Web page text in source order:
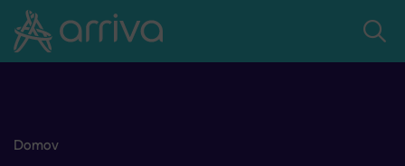
Skoči na vsebino
Domov
S 1. avgustom 2025 stopijo v veljavo nove cene enotnih vozovnic